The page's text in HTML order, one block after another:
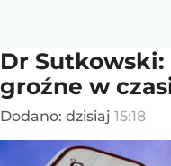
Dr
groźne w
Dodano: dzisiaj 15:18